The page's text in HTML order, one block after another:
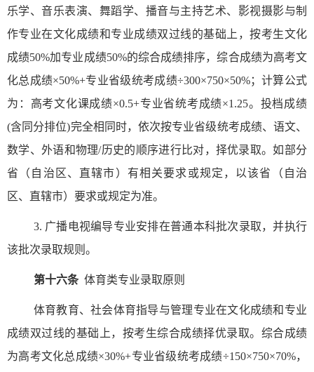
乐学、音乐表演、舞蹈学、播音与主持艺术、影视摄影与制
作专业在文化成绩和专业成绩双过线的基础上，按考生文化
成绩50%加专业成绩50%的综合成绩排序，综合成绩为高考文
化总成绩×50%+专业省级统考成绩÷300×750×50%；计算公式
为：高考文化课成绩×0.5+专业省统考成绩×1.25。投档成绩
(含同分排位)完全相同时， 依次按专业省级统考成绩、语文、
数学、外语和物理/历史的顺序进行比对，择优录取。如部分
省（自治区、直辖市）有相关要求或规定，以该省（自治
区、直辖市）要求或规定为准。
3. 广播电视编导专业安排在普通本科批次录取，并执行
该批次录取规则。
第十六条 体育类专业录取原则
体育教育、社会体育指导与管理专业在文化成绩和专业
成绩双过线的基础上，按考生综合成绩择优录取。综合成绩
为高考文化总成绩×30%+专业省级统考成绩÷150×750×70%，